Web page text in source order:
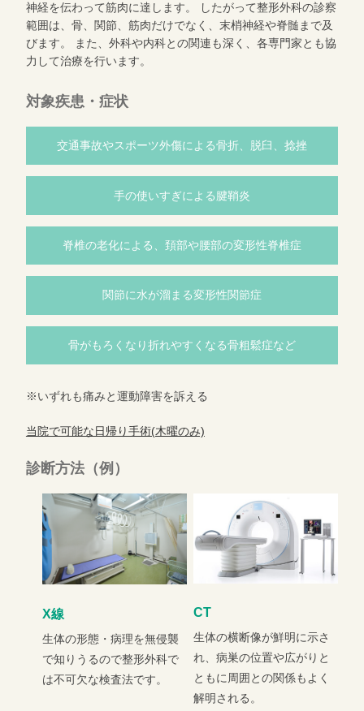
神経を伝わって筋肉に達します。 したがって整形外科の診察
範囲は、骨、関節、筋肉だけでなく、末梢神経や脊髄まで及
びます。 また、外科や内科との関連も深く、各専門家とも協
力して治療を行います。
対象疾患・症状
交通事故やスポーツ外傷による骨折、脱臼、捻挫
手の使いすぎによる腱鞘炎
脊椎の老化による、頚部や腰部の変形性脊椎症
関節に水が溜まる変形性関節症
骨がもろくなり折れやすくなる骨粗鬆症など
※いずれも痛みと運動障害を訴える
当院で可能な日帰り手術(木曜のみ)
診断方法（例）
X線
生体の形態・病理を無侵襲
で知りうるので整形外科で
は不可欠な検査法です。
CT
生体の横断像が鮮明に示さ
れ、病巣の位置や広がりと
ともに周囲との関係もよく
解明される。